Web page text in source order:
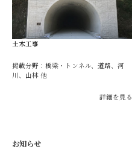
土木工事
掲載分野：橋梁・トンネル、道路、河
川、山林 他
詳細を見る
お知らせ